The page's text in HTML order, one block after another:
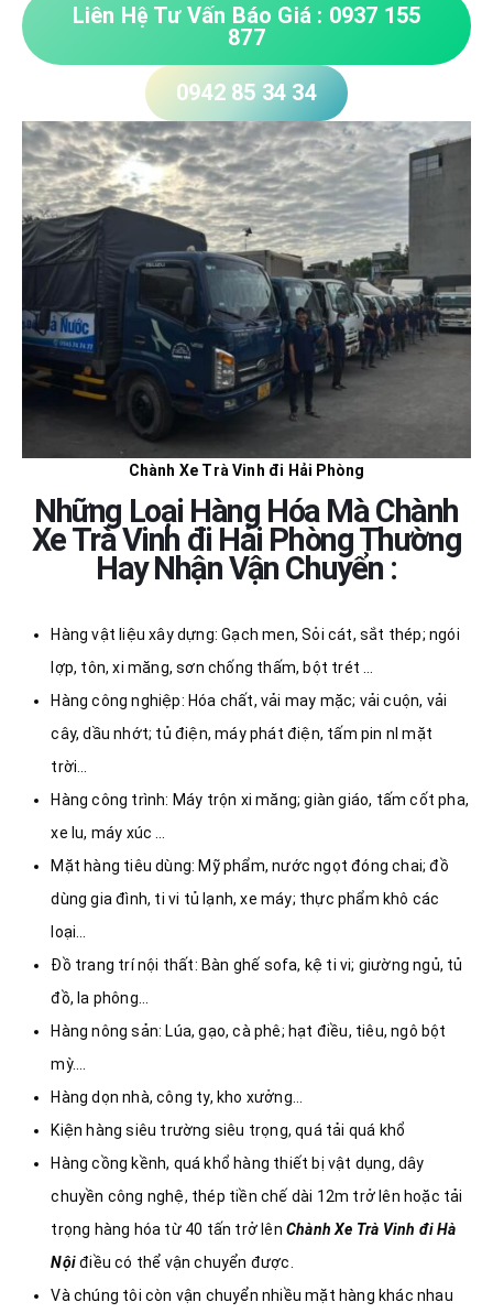
Liên Hệ Tư Vấn Báo Giá : 0937 155
877
0942 85 34 34
Chành Xe Trà Vinh đi Hải Phòng
Những Loại Hàng Hóa Mà Chành
Xe Trà Vinh đi Hải Phòng Thường
Hay Nhận Vận Chuyển :
Hàng vật liệu xây dựng: Gạch men, Sỏi cát, sắt thép; ngói
lợp, tôn, xi măng, sơn chống thấm, bột trét …
Hàng công nghiệp: Hóa chất, vải may mặc; vải cuộn, vải
cây, dầu nhớt; tủ điện, máy phát điện, tấm pin nl mặt
trời…
Hàng công trình: Máy trộn xi măng; giàn giáo, tấm cốt pha,
xe lu, máy xúc …
Mặt hàng tiêu dùng: Mỹ phẩm, nước ngọt đóng chai; đồ
dùng gia đình, ti vi tủ lạnh, xe máy; thực phẩm khô các
loại…
Đồ trang trí nội thất: Bàn ghế sofa, kệ ti vi; giường ngủ, tủ
đồ, la phông…
Hàng nông sản: Lúa, gạo, cà phê; hạt điều, tiêu, ngô bột
mỳ….
Hàng dọn nhà, công ty, kho xưởng…
Kiện hàng siêu trường siêu trọng, quá tải quá khổ
Hàng cồng kềnh, quá khổ hàng thiết bị vật dụng, dây
chuyền công nghệ, thép tiền chế dài 12m trở lên hoặc tải
trọng hàng hóa từ 40 tấn trở lên Chành Xe Trà Vinh đi Hà
Nộiđiều có thể vận chuyển được.
Và chúng tôi còn vận chuyển nhiều mặt hàng khác nhau